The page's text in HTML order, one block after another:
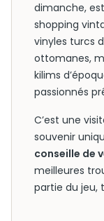
dimanche,
shopping
vinyles turcs
ottomanes,
kilims
passionnés
C’est une
souvenir
conseille de
meilleures
partie du jeu,